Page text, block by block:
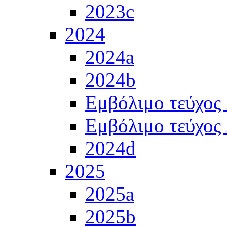
2023c
2024
2024a
2024b
Εμβόλιμο
Εμβόλιμο
2024d
2025
2025a
2025b